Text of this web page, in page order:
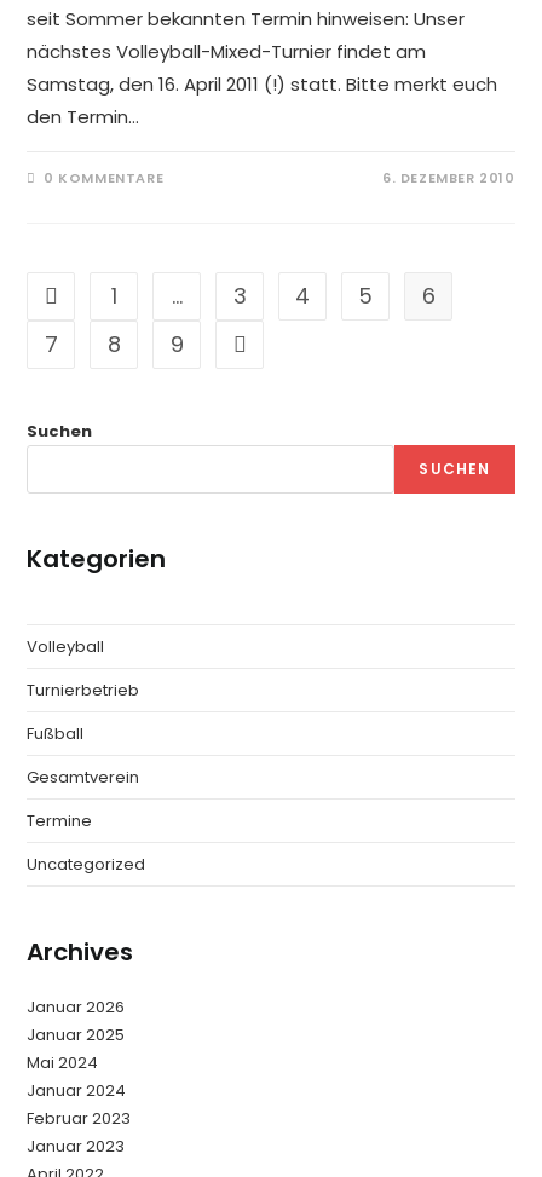
seit Sommer bekannten Termin hinweisen: Unser
nächstes Volleyball-Mixed-Turnier findet am
Samstag, den 16. April 2011 (!) statt. Bitte merkt euch
den Termin…
0 KOMMENTARE 6. DEZEMBER 2010
1 … 3 4 5
6
7
8 9
Suchen
SUCHEN
Kategorien
Volleyball
Turnierbetrieb
Fußball
Gesamtverein
Termine
Uncategorized
Archives
Januar 2026
Januar 2025
Mai 2024
Januar 2024
Februar 2023
Januar 2023